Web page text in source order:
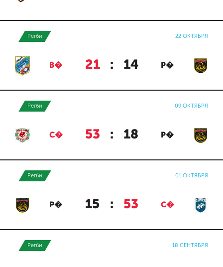
Регби 22 ОКТЯБРЯ
В� 21 : 14 Р�
Регби 09 ОКТЯБРЯ
С� 53 : 18 Р�
Регби 01 ОКТЯБРЯ
Р� 15 : 53 С�
Регби 18 СЕНТЯБРЯ